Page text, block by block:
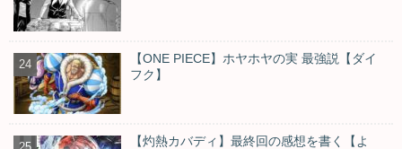
【ONE PIECE】ホヤホヤの実 最強説【ダイ
フク】
【灼熱カバディ】最終回の感想を書く【よ